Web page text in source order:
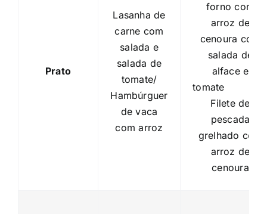
Prato
Lasanha de
carne com
salada e
salada de
tomate/
Hambúrguer
de vaca
com arroz
forno com
arroz de
cenoura com
salada de
alface e
Filete de
pescada
grelhado com
arroz de
cenoura